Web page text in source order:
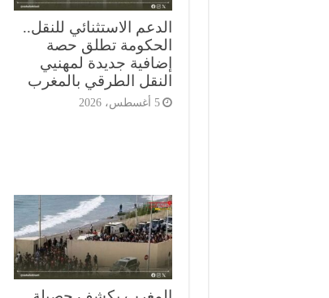
الدعم الاستثنائي للنقل..
الحكومة تطلق حصة
إضافية جديدة لمهنيي
النقل الطرقي بالمغرب
5 أغسطس، 2026